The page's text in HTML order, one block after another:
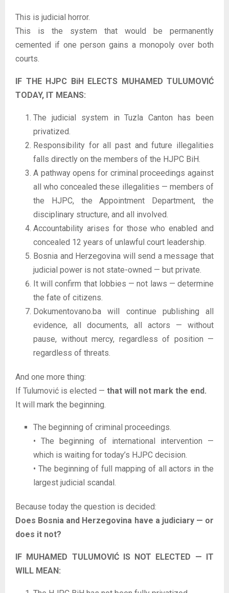
This is judicial horror.
This is the system that would be permanently
cemented if one person gains a monopoly over both
courts.
IF THE HJPC BiH ELECTS MUHAMED TULUMOVIĆ
TODAY, IT MEANS:
The judicial system in Tuzla Canton has been
privatized.
Responsibility for all past and future illegalities
falls directly on the members of the HJPC BiH.
A pathway opens for criminal proceedings against
all who concealed these illegalities — members of
the HJPC, the Appointment Department, the
disciplinary structure, and all involved.
Accountability arises for those who enabled and
concealed 12 years of unlawful court leadership.
Bosnia and Herzegovina will send a message that
judicial power is not state-owned — but private.
It will confirm that lobbies — not laws — determine
the fate of citizens.
Dokumentovano.ba will continue publishing all
evidence, all documents, all actors — without
pause, without mercy, regardless of position —
regardless of threats.
And one more thing:
If Tulumović is elected — that will not mark the end.
It will mark the beginning.
The beginning of criminal proceedings.
• The beginning of international intervention —
which is waiting for today’s HJPC decision.
• The beginning of full mapping of all actors in the
largest judicial scandal.
Because today the question is decided:
Does Bosnia and Herzegovina have a judiciary — or
does it not?
IF MUHAMED TULUMOVIĆ IS NOT ELECTED — IT
WILL MEAN: